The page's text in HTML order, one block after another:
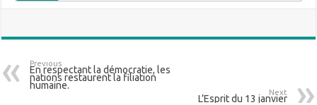
Previous
En respectant la démocratie, les
nations restaurent la filiation
humaine.
Next
L’Esprit du 13 janvier